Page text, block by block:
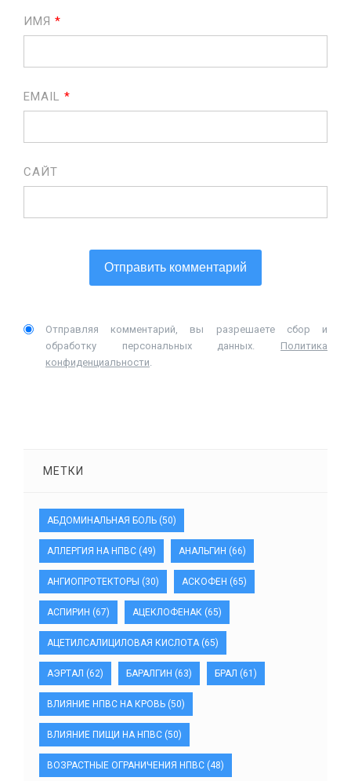
ИМЯ *
EMAIL *
САЙТ
Отправляя комментарий, вы разрешаете сбор и
обработку персональных данных. Политика
конфиденциальности.
МЕТКИ
АБДОМИНАЛЬНАЯ БОЛЬ (50)
АЛЛЕРГИЯ НА НПВС (49) АНАЛЬГИН (66)
АНГИОПРОТЕКТОРЫ (30) АСКОФЕН (65)
АСПИРИН (67) АЦЕКЛОФЕНАК (65)
АЦЕТИЛСАЛИЦИЛОВАЯ КИСЛОТА(65)
АЭРТАЛ (62) БАРАЛГИН (63) БРАЛ (61)
ВЛИЯНИЕ НПВС НА КРОВЬ (50)
ВЛИЯНИЕ ПИЩИ НА НПВС (50)
ВОЗРАСТНЫЕ ОГРАНИЧЕНИЯ НПВС (48)